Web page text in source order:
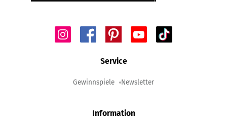
Service
Gewinnspiele Newsletter
Information